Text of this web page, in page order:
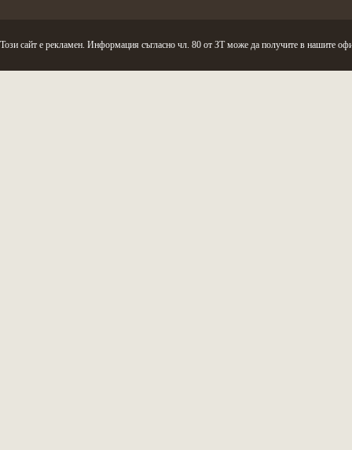
Този сайт е рекламен. Информация съгласно чл. 80 от ЗТ може да получите в нашите